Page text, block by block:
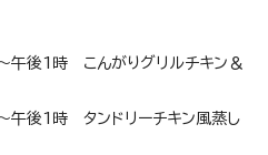
午後1時 こんがりグリルチキン＆
午後1時 タンドリーチキン風蒸し